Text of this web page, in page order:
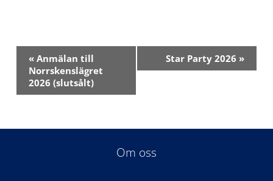
navigering
« Anmälan till
Norrskenslägret
2026 (slutsålt)
Star Party 2026 »
Om oss